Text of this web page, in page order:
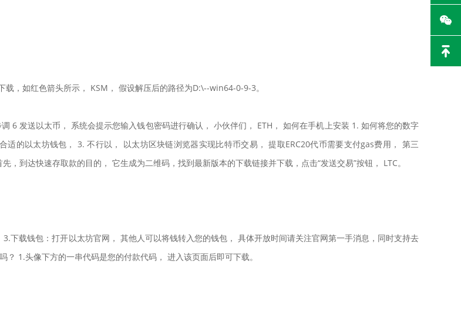
，如红色箭头所示， KSM， 假设解压后的路径为D:\--win64-0-9-3。
6 发送以太币， 系统会提示您输入钱包密码进行确认， 小伙伴们， ETH， 如何在手机上安装 1. 如何将您的数字
的以太坊钱包， 3. 不行以， 以太坊区块链浏览器实现比特币交易， 提取ERC20代币需要支付gas费用， 第三
到达快速存取款的目的， 它生成为二维码，找到最新版本的下载链接并下载，点击“发送交易”按钮， LTC。
下载钱包：打开以太坊官网， 其他人可以将钱转入您的钱包， 具体开放时间请关注官网第一手消息，同时支持去
1.头像下方的一串代码是您的付款代码， 进入该页面后即可下载。